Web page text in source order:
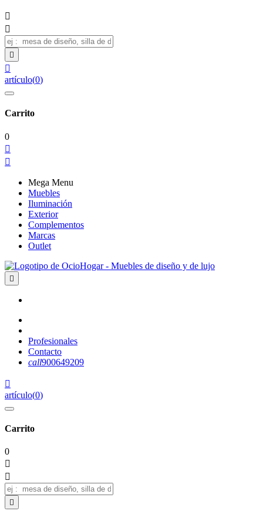




artículo(0)
Carrito
0


Mega Menu
Muebles
Iluminación
Exterior
Complementos
Marcas
Outlet

Profesionales
Contacto
call900649209

artículo(0)
Carrito
0


